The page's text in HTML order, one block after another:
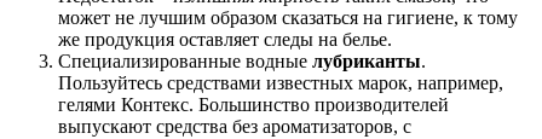
может не лучшим образом сказаться на гигиене, к тому
же продукция оставляет следы на белье.
Специализированные водные лубриканты.
Пользуйтесь средствами известных марок, например,
гелями Контекс. Большинство производителей
выпускают средства без ароматизаторов, с